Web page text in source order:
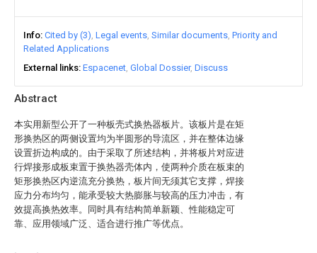
Abstract
本实用新型公开了一种板壳式换热器板片。该板片是在矩
形换热区的两侧设置均为半圆形的导流区，并在整体边缘
设置折边构成的。由于采取了所述结构，并将板片对应进
行焊接形成板束置于换热器壳体内，使两种介质在板束的
矩形换热区内逆流充分换热，板片间无须其它支撑，焊接
应力分布均匀，能承受较大热膨胀与较高的压力冲击，有
效提高换热效率。同时具有结构简单新颖、性能稳定可
靠、应用领域广泛、适合进行推广等优点。
Info Cited by (3) Legal events Similar documents Priority and
Related Applications
External links Espacenet Global Dossier Discuss